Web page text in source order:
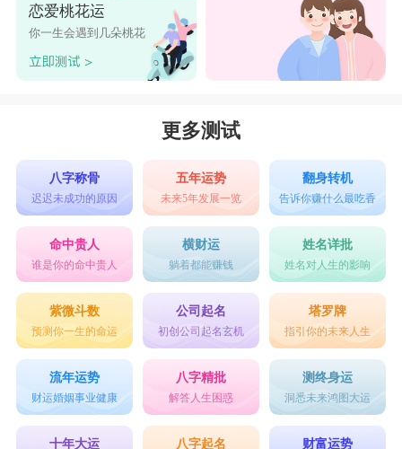
恋爱桃花运
你一生会遇到几朵桃花
更多测试
八字称骨
迟迟未成功的原因
五年运势
未来5年发展一览
翻身转机
告诉你赚什么最吃香
命中贵人
谁是你的命中贵人
横财运
躺着都能赚钱
姓名详批
姓名对人生的影响
紫微斗数
预测你一生的命运
公司起名
初创公司起名玄机
塔罗牌
指引你的未来人生
流年运势
财运婚姻事业健康
八字精批
解答人生困惑
测终身运
洞悉未来鸿图大运
十年大运 八字起名 财富运势